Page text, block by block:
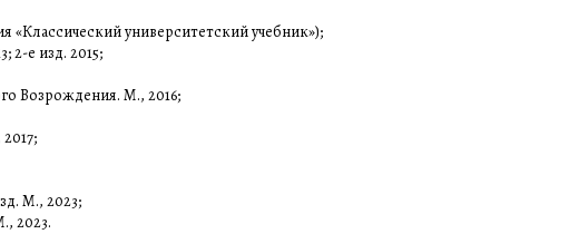
«Классический университетский учебник»);
2-е изд. 2015;
Возрождения. М., 2016;
М., 2023;
2023.